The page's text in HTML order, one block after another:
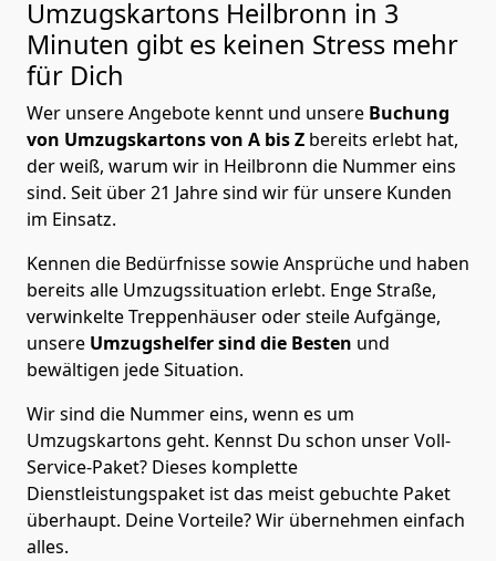
Umzugskartons Heilbronn in 3
Minuten gibt es keinen Stress mehr
für Dich
Wer unsere Angebote kennt und unsere Buchung
von Umzugskartons von A bis Z bereits erlebt hat,
der weiß, warum wir in Heilbronn die Nummer eins
sind. Seit über 21 Jahre sind wir für unsere Kunden
im Einsatz.
Kennen die Bedürfnisse sowie Ansprüche und haben
bereits alle Umzugssituation erlebt. Enge Straße,
verwinkelte Treppenhäuser oder steile Aufgänge,
unsere Umzugshelfer sind die Besten und
bewältigen jede Situation.
Wir sind die Nummer eins, wenn es um
Umzugskartons geht. Kennst Du schon unser Voll-
Service-Paket? Dieses komplette
Dienstleistungspaket ist das meist gebuchte Paket
überhaupt. Deine Vorteile? Wir übernehmen einfach
alles.